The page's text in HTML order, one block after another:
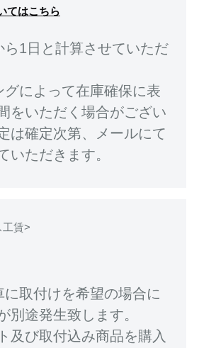
てはこちら
ら1日と計算させていただ
グによって在庫確保に表
をいただく場合がござい
は確定次第、メールにて
いただきます。
賃>
取付けを希望の場合に
別途発生致します。
及び取付込み商品を購入